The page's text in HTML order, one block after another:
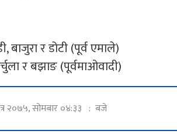
र डोटी (पूर्व एमाले)
र बझाङ (पूर्वमाओवादी)
२०७५, सोमबार ०४:३३ : बजे